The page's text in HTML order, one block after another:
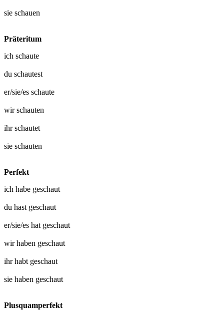
sie schauen
Präteritum
ich schaute
du schautest
er/sie/es schaute
wirschauten
ihrschautet
sie schauten
Perfekt
ich habe geschaut
du hast geschaut
er/sie/es hat geschaut
wir haben geschaut
ihr habt geschaut
sie haben geschaut
Plusquamperfekt